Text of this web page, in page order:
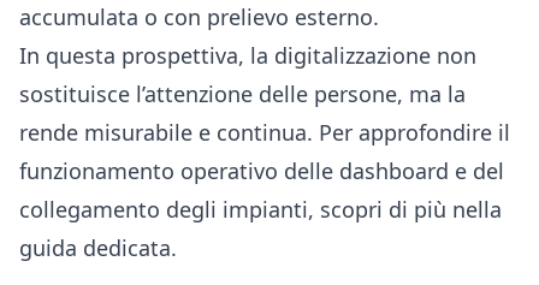
accumulata o con prelievo esterno.
In questa prospettiva, la digitalizzazione non
sostituisce l’attenzione delle persone, ma la
rende misurabile e continua. Per approfondire il
funzionamento operativo delle dashboard e del
collegamento degli impianti, scopri di più nella
guida dedicata.